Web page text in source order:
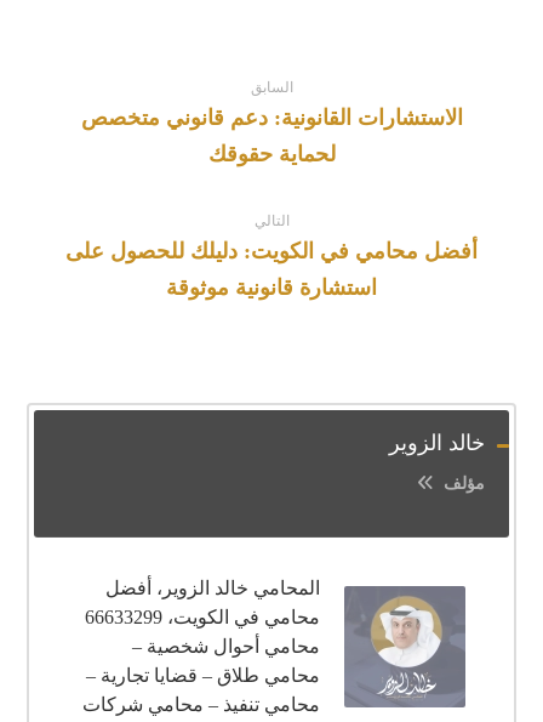
السابق
الاستشارات القانونية: دعم قانوني متخصص
لحماية حقوقك
التالي
أفضل محامي في الكويت: دليلك للحصول على
استشارة قانونية موثوقة
خالد الزوير
مؤلف
المحامي خالد الزوير، أفضل
محامي في الكويت، 66633299
محامي أحوال شخصية –
محامي طلاق – قضايا تجارية –
محامي تنفيذ – محامي شركات